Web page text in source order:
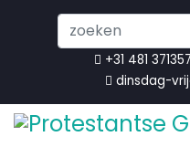
+31 481 371357
dinsdag-